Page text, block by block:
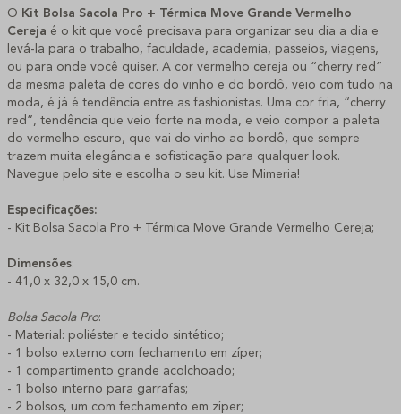
O Kit Bolsa Sacola Pro + Térmica Move Grande Vermelho
Cereja é o kit que você precisava para organizar seu dia a dia e
levá-la para o trabalho, faculdade, academia, passeios, viagens,
ou para onde você quiser. A cor vermelho cereja ou “cherry red”
da mesma paleta de cores do vinho e do bordô, veio com tudo na
moda, é já é tendência entre as fashionistas. Uma cor fria, “cherry
red”, tendência que veio forte na moda, e veio compor a paleta
do vermelho escuro, que vai do vinho ao bordô, que sempre
trazem muita elegância e sofisticação para qualquer look.
Navegue pelo site e escolha o seu kit. Use Mimeria!
Especificações:
- Kit Bolsa Sacola Pro + Térmica Move Grande Vermelho Cereja;
Dimensões:
- 41,0 x 32,0 x 15,0 cm.
Bolsa Sacola Pro:
- Material: poliéster e tecido sintético;
- 1 bolso externo com fechamento em zíper;
- 1 compartimento grande acolchoado;
- 1 bolso interno para garrafas;
- 2 bolsos, um com fechamento em zíper;